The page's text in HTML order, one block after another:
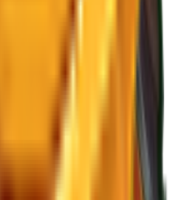
więcej niż jednym konkursie z nagrodami?
dla wszystkich Twoich potrzeb
transakcjami i wyjątkową obsługą